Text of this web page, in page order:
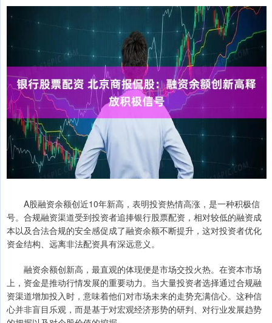
A股融资余额创近10年新高，表明投资热情高涨，是一种积极信
号。合规融资渠道受到投资者追捧银行股票配资，相对较低的融资成
本以及合法合规的安全感促成了融资余额不断提升，这对投资者优化
资金结构、远离非法配资具有深远意义。
融资余额创新高，最直观的体现便是市场交投火热。在资本市场
上，资金是推动行情发展的重要动力。当大量投资者选择通过合规融
资渠道增加投入时，意味着他们对市场未来的走势充满信心。这种信
心并非盲目乐观，而是基于对宏观经济形势的研判、对行业发展趋势